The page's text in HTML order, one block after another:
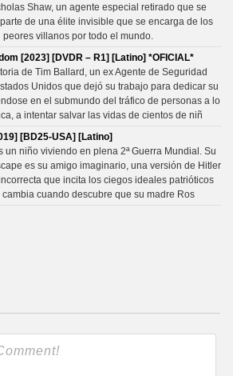
Shaw, un agente especial retirado que se
de una élite invisible que se encarga de los
peores villanos por todo el mundo.
[2023] [DVDR – R1] [Latino] *OFICIAL*
de Tim Ballard, un ex Agente de Seguridad
Unidos que dejó su trabajo para dedicar su
en el submundo del tráfico de personas a lo
a intentar salvar las vidas de cientos de niñ
[BD25-USA] [Latino]
un niño viviendo en plena 2ª Guerra Mundial. Su
es su amigo imaginario, una versión de Hitler
que incita los ciegos ideales patrióticos
cuando descubre que su madre Ros